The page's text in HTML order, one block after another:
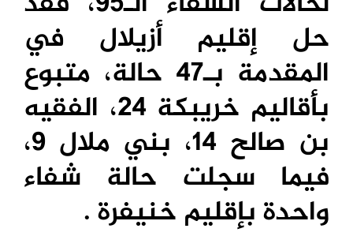
حل إقليم أزيلال في
المقدمة بـ47 حالة، متبوع
بأقاليم خريبكة 24، الفقيه
بن صالح 14، بني ملال 9،
فيما سجلت حالة شفاء
واحدة بإقليم خنيفرة .